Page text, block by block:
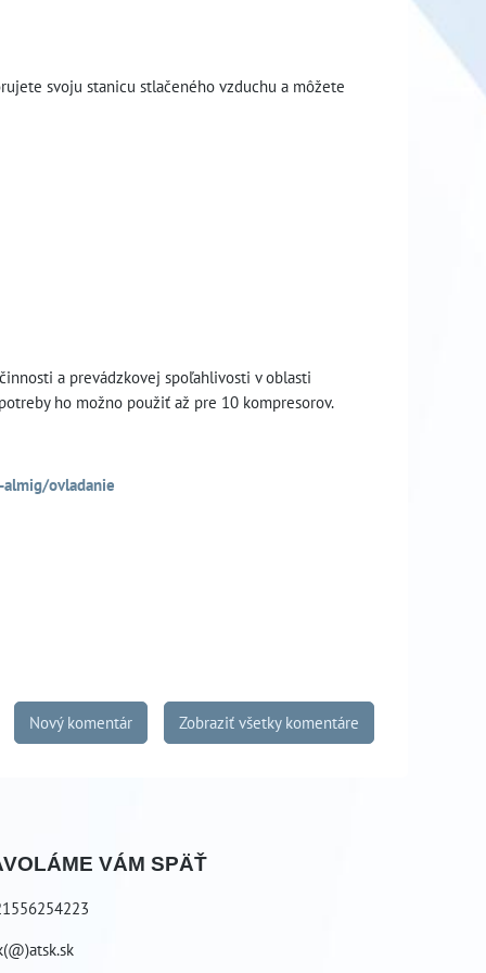
svoju stanicu stlačeného vzduchu a môžete
a prevádzkovej spoľahlivosti v oblasti
ho možno použiť až pre 10 kompresorov.
ovladanie
Zobraziť všetky komentáre
Nový komentár
VÁM SPÄŤ